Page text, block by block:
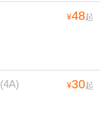
¥48起
(4A) ¥30起